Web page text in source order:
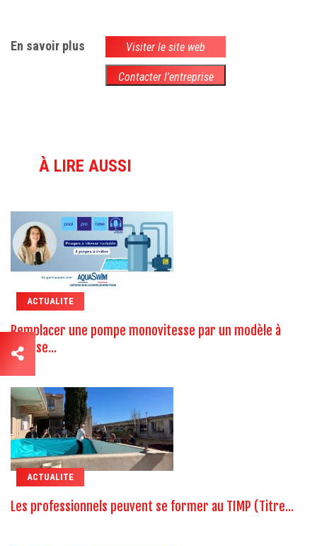
En savoir plus Visiter le site web
Contacter l'entreprise
À LIRE AUSSI
ACTUALITE
Remplacer une pompe monovitesse par un modèle à
vitesse...
ACTUALITE
Les professionnels peuvent se former au TIMP (Titre...